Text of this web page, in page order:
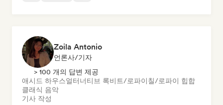
Zoila Antonio
언론사/기자
> 100 개의 답변 제공
애시드 하우스얼터너티브 록비트/로파이칠/로파이 힙합
클래식 음악
기사 작성